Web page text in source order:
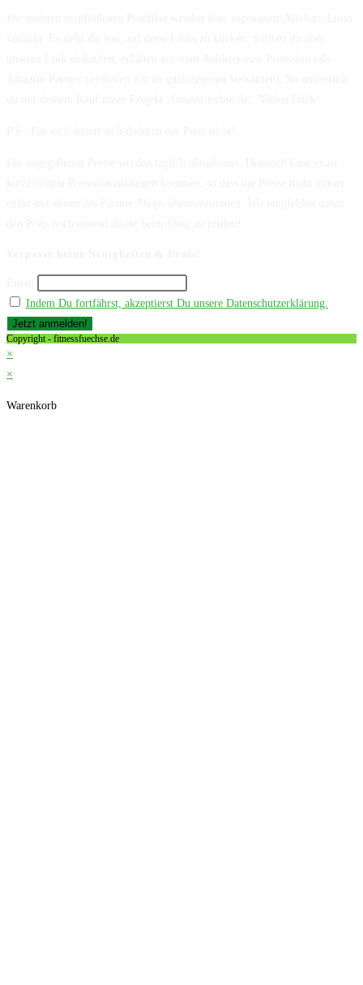
Indem Du fortfährst, akzeptierst Du unsere Datenschutzerklärung.
Copyright - fitnessfuechse.de
×
×
Warenkorb